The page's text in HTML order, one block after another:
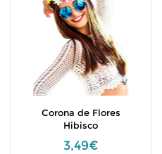
Corona de Flores
Hibisco
3,49€